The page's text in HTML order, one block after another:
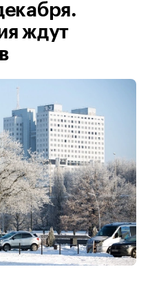
ждут